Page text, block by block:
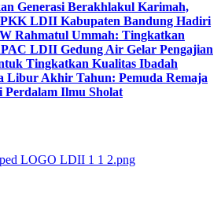
Generasi Berakhlakul Karimah,
LDII Kabupaten Bandung Hadiri
Rahmatul Ummah: Tingkatkan
PAC LDII Gedung Air Gelar Pengajian
Tingkatkan Kualitas Ibadah
Libur Akhir Tahun: Pemuda Remaja
Ilmu Sholat